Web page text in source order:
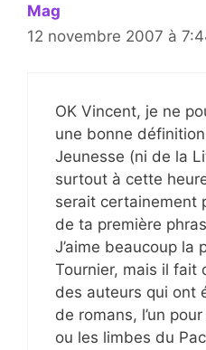
Mag
12 novembre 2007 à
OK Vincent, je ne
une bonne
Jeunesse (ni de la
surtout à cette
serait certainement
de ta première
J’aime beaucoup la
Tournier, mais il fait
des auteurs qui ont
de romans, l’un pour
ou les limbes du